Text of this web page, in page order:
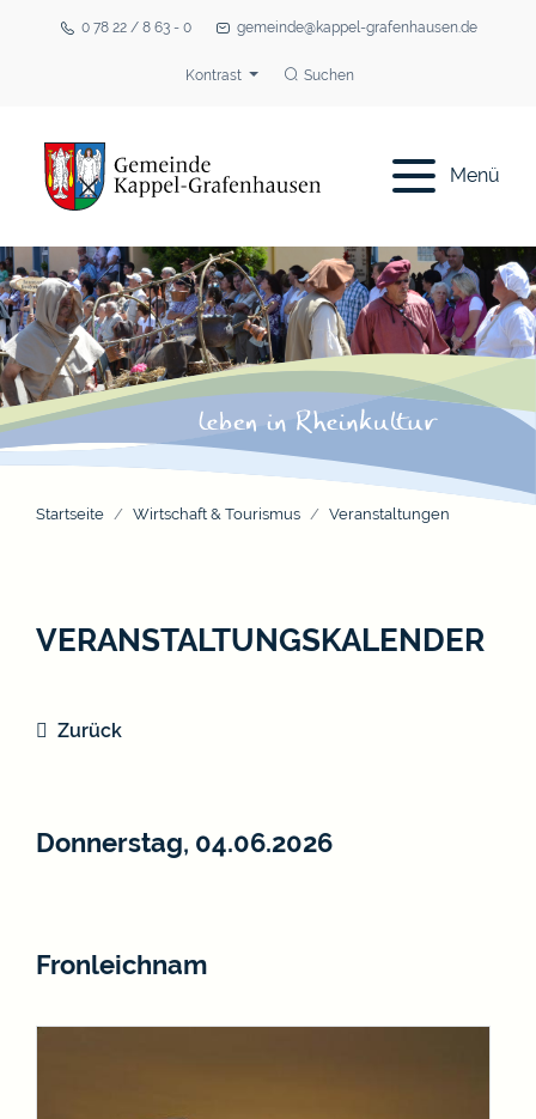
0 78 22 / 8 63 - 0 gemeinde@kappel-grafenhausen.de
Kontrast Suchen
Menü
Startseite Wirtschaft & Tourismus Veranstaltungen
VERANSTALTUNGSKALENDER
Zurück
Donnerstag, 04.06.2026
Fronleichnam